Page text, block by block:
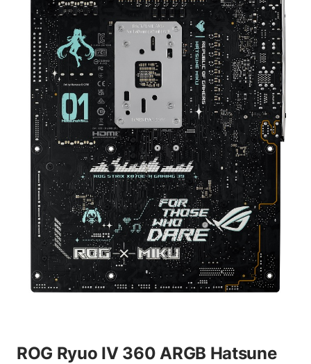
ROG Ryuo IV 360 ARGB Hatsune